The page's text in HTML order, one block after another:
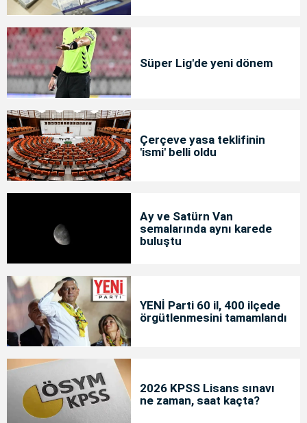
Süper Lig'de yeni dönem
Çerçeve yasa teklifinin
'ismi' belli oldu
Ay ve Satürn Van
semalarında aynı karede
buluştu
YENİ Parti 60 il, 400 ilçede
örgütlenmesini tamamlandı
2026 KPSS Lisans sınavı
ne zaman, saat kaçta?